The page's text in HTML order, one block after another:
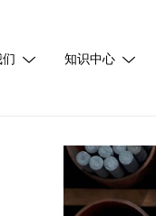
知识中心